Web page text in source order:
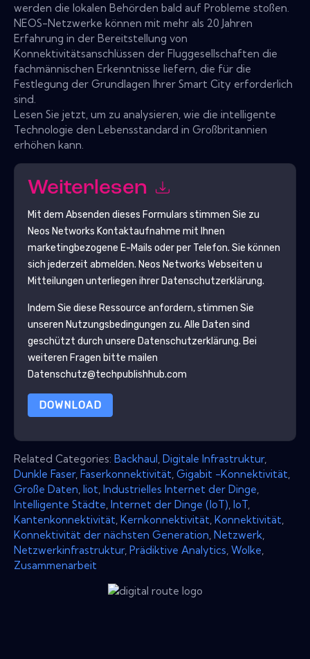
werden die lokalen Behörden bald auf Probleme stoßen.
NEOS-Netzwerke können mit mehr als 20 Jahren
Erfahrung in der Bereitstellung von
Konnektivitätsanschlüssen der Fluggesellschaften die
fachmännischen Erkenntnisse liefern, die für die
Festlegung der Grundlagen Ihrer Smart City erforderlich
sind.
Lesen Sie jetzt, um zu analysieren, wie die intelligente
Technologie den Lebensstandard in Großbritannien
erhöhen kann.
Weiterlesen
Mit dem Absenden dieses Formulars stimmen Sie zu
Neos Networks Kontaktaufnahme mit Ihnen
marketingbezogene E-Mails oder per Telefon. Sie können
sich jederzeit abmelden. Neos Networks Webseiten u
Mitteilungen unterliegen ihrer Datenschutzerklärung.
Indem Sie diese Ressource anfordern, stimmen Sie
unseren Nutzungsbedingungen zu. Alle Daten sind
geschützt durch unsere Datenschutzerklärung. Bei
weiteren Fragen bitte mailen
Datenschutz@techpublishhub.com
DOWNLOAD
Related Categories: Backhaul Digitale Infrastruktur,
Dunkle Faser, Faserkonnektivität Gigabit -Konnektivität
Große Daten Iiot Industrielles Internet der Dinge
Intelligente Städte Internet der Dinge (IoT) IoT
Kantenkonnektivität Kernkonnektivität Konnektivität
Konnektivität der nächsten Generation Netzwerk
Netzwerkinfrastruktur, Prädiktive Analytics Wolke
Zusammenarbeit